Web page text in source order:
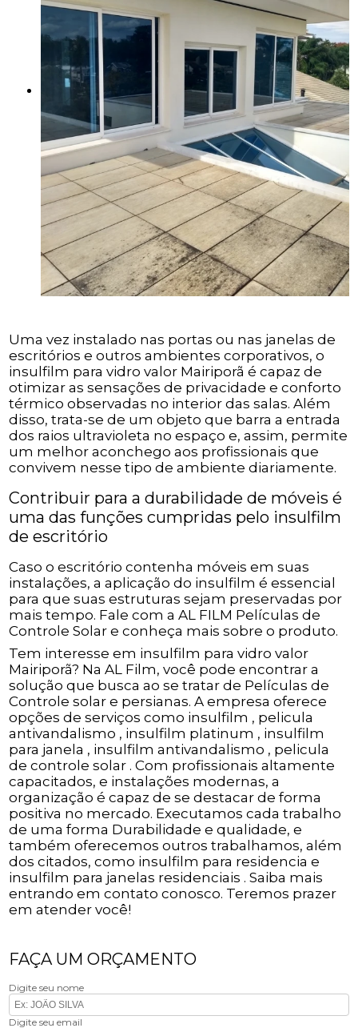
Uma vez instalado nas portas ou nas janelas de
escritórios e outros ambientes corporativos, o
insulfilm para vidro valor Mairiporã é capaz de
otimizar as sensações de privacidade e conforto
térmico observadas no interior das salas. Além
disso, trata-se de um objeto que barra a entrada
dos raios ultravioleta no espaço e, assim, permite
um melhor aconchego aos profissionais que
convivem nesse tipo de ambiente diariamente.
Contribuir para a durabilidade de móveis é
uma das funções cumpridas pelo insulfilm
de escritório
Caso o escritório contenha móveis em suas
instalações, a aplicação do insulfilm é essencial
para que suas estruturas sejam preservadas por
mais tempo. Fale com a AL FILM Películas de
Controle Solar e conheça mais sobre o produto.
Tem interesse em insulfilm para vidro valor
Mairiporã? Na AL Film, você pode encontrar a
solução que busca ao se tratar de Películas de
Controle solar e persianas. A empresa oferece
opções de serviços como insulfilm , pelicula
antivandalismo , insulfilm platinum , insulfilm
para janela , insulfilm antivandalismo , pelicula
de controle solar . Com profissionais altamente
capacitados, e instalações modernas, a
organização é capaz de se destacar de forma
positiva no mercado. Executamos cada trabalho
de uma forma Durabilidade e qualidade, e
também oferecemos outros trabalhamos, além
dos citados, como insulfilm para residencia e
insulfilm para janelas residenciais . Saiba mais
entrando em contato conosco. Teremos prazer
em atender você!
FAÇA UM ORÇAMENTO
Digite seu nome
Digite seu email